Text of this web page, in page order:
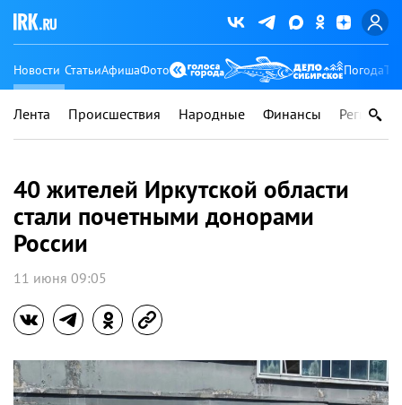
Новости СтатьиАфишаФото Погода
Лента Происшествия Народные Финансы Регионы
40 жителей Иркутской области
стали почетными донорами
России
11 июня 09:05